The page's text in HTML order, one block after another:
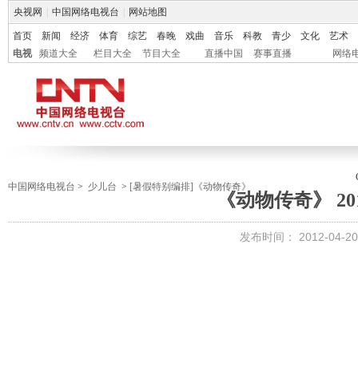
央视网 中国网络电视台 网站地图
首页 新闻 经济 体育 综艺 春晚 戏曲 音乐 科教 青少 文化
艺术
电视
频道大全 栏目大全 节目大全 直播中国 赛事直播 网络
中国网络电视台 > 少儿台 > [暑假特别编排]《动物传奇》
《动物传奇》
发布时间： 2012-04-